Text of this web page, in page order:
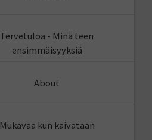
Tervetuloa - Minä teen
ensimmäisyyksiä
About
Mukavaa kun kaivataan